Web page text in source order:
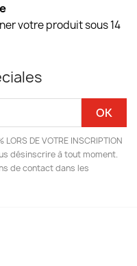
votre produit sous 14
LORS DE VOTRE INSCRIPTION
désinscrire à tout moment.
de contact dans les